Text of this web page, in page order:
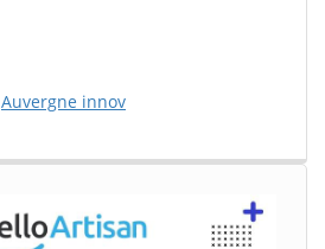
Auvergne innov